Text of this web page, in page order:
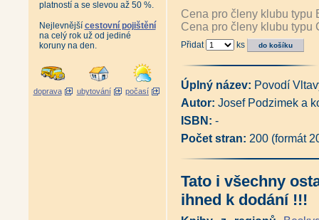
platností a se slevou až 50 %.
Nejlevnější cestovní pojištění
na celý rok už od jediné
koruny na den.
doprava ubytování počasí
Antikvariát - Sbohem, stará
Doberské lipanění (Karel
Vltava, po dně staré řeky
Vyhlídky nad přítoky Vltavy -
Vltava (Jan Vizner, Václav
Spoutaná řeka - Zrození
Vltavská kaskáda - Nový
Labské vyhlídky (Ivan Klich)
Antikvariát - Zmizelá Vltava
Vorařská kronika Františka
Zaniklé Podskalí - Vory a
Antikvariát - Paroplavba v
Cena pro členy klubu typu
Cena pro členy klubu typu
Přidat ks
Úplný název: Povodí
Autor: Josef Podzimek a
ISBN: -
Počet stran: 200 (formát
Tato i všechny
ihned k dodání !!!